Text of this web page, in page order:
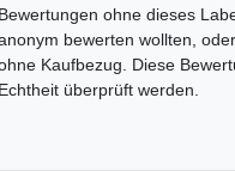
Bewertungen ohne dieses
bewerten wollten,
Kaufbezug. Diese
Echtheit überprüft werden.